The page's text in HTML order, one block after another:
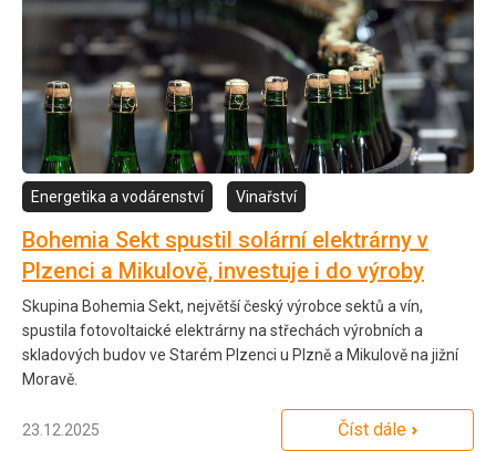
Energetika a vodárenství Vinařství
Bohemia Sekt spustil solární elektrárny v
Plzenci a Mikulově, investuje i do výroby
Skupina Bohemia Sekt, největší český výrobce sektů a vín,
spustila fotovoltaické elektrárny na střechách výrobních a
skladových budov ve Starém Plzenci u Plzně a Mikulově na jižní
Moravě.
23.12.2025 Číst dále